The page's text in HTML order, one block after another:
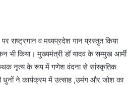
राष्ट्रगान व मध्यप्रदेश गान प्रस्तुत किया
भी किया। मुख्यमंत्री डॉ यादव के सम्मुख आर्मी
कथक नृत्य के रूप में गणेश वंदना से सांस्कृतिक
धुनों ने कार्यक्रम में उत्साह ,उमंग और जोश का